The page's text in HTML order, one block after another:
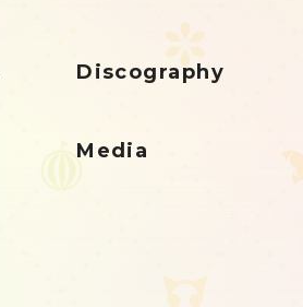
Discography
Media